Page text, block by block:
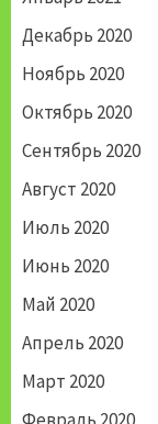
Декабрь 2020
Ноябрь 2020
Октябрь 2020
Сентябрь 2020
Август 2020
Июль 2020
Июнь 2020
Май 2020
Апрель 2020
Март 2020